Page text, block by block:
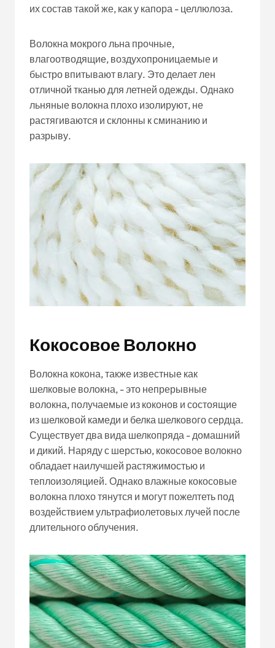
их состав такой же, как у капора - целлюлоза.
Волокна мокрого льна прочные,
влагоотводящие, воздухопроницаемые и
быстро впитывают влагу. Это делает лен
отличной тканью для летней одежды. Однако
льняные волокна плохо изолируют, не
растягиваются и склонны к сминанию и
разрыву.
Кокосовое Волокно
Волокна кокона, также известные как
шелковые волокна, - это непрерывные
волокна, получаемые из коконов и состоящие
из шелковой камеди и белка шелкового сердца.
Существует два вида шелкопряда - домашний
и дикий. Наряду с шерстью, кокосовое волокно
обладает наилучшей растяжимостью и
теплоизоляцией. Однако влажные кокосовые
волокна плохо тянутся и могут пожелтеть под
воздействием ультрафиолетовых лучей после
длительного облучения.